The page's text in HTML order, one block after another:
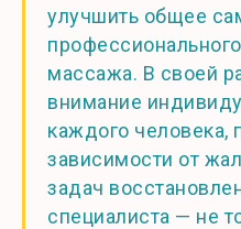
улучшить общее
массажа. В своей
внимание
каждого человека,
зависимости от
задач
специалиста — не